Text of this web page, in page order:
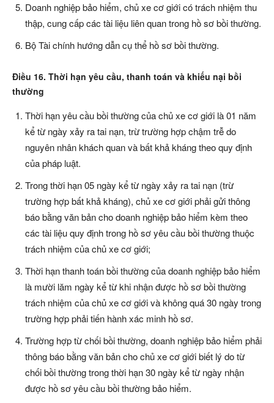
Doanh nghiệp bảo hiểm, chủ xe cơ giới có trách nhiệm thu
thập, cung cấp các tài liệu liên quan trong hồ sơ bồi thường.
Bộ Tài chính hướng dẫn cụ thể hồ sơ bồi thường.
Điều 16. Thời hạn yêu cầu, thanh toán và khiếu nại bồi
thường
Thời hạn yêu cầu bồi thường của chủ xe cơ giới là 01 năm
kể từ ngày xảy ra tai nạn, trừ trường hợp chậm trễ do
nguyên nhân khách quan và bất khả kháng theo quy định
của pháp luật.
Trong thời hạn 05 ngày kể từ ngày xảy ra tai nạn (trừ
trường hợp bất khả kháng), chủ xe cơ giới phải gửi thông
báo bằng văn bản cho doanh nghiệp bảo hiểm kèm theo
các tài liệu quy định trong hồ sơ yêu cầu bồi thường thuộc
trách nhiệm của chủ xe cơ giới;
Thời hạn thanh toán bồi thường của doanh nghiệp bảo hiểm
là mười lăm ngày kể từ khi nhận được hồ sơ bồi thường
trách nhiệm của chủ xe cơ giới và không quá 30 ngày trong
trường hợp phải tiến hành xác minh hồ sơ.
Trường hợp từ chối bồi thường, doanh nghiệp bảo hiểm phải
thông báo bằng văn bản cho chủ xe cơ giới biết lý do từ
chối bồi thường trong thời hạn 30 ngày kể từ ngày nhận
được hồ sơ yêu cầu bồi thường bảo hiểm.